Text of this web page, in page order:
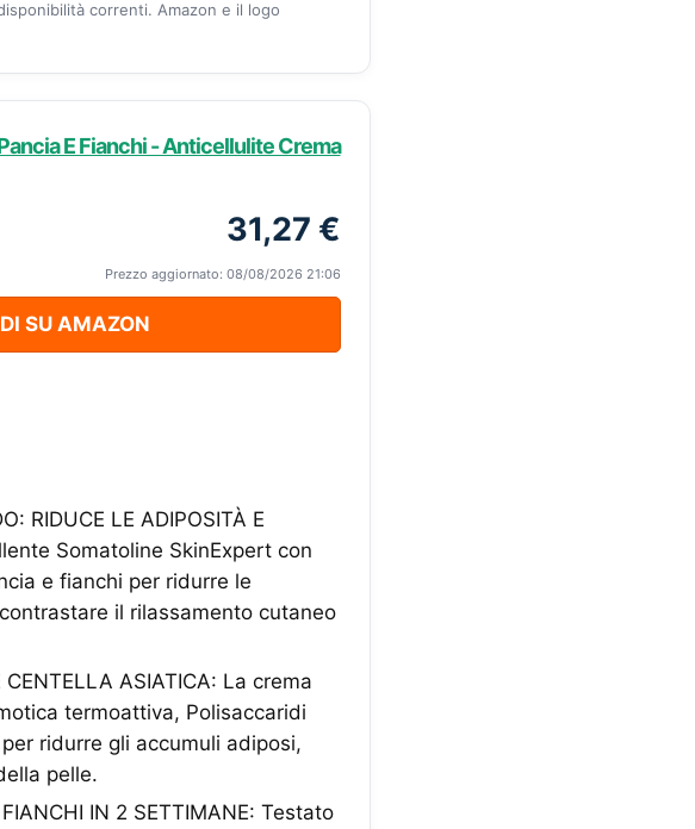
correnti. Amazon e il logo
E Fianchi - Anticellulite Crema
31,27 €
Prezzo aggiornato: 08/08/2026 21:06
SU AMAZON
RIDUCE LE ADIPOSITÀ E
Somatoline SkinExpert con
e fianchi per ridurre le
il rilassamento cutaneo
CENTELLA ASIATICA: La crema
termoattiva, Polisaccaridi
ridurre gli accumuli adiposi,
pelle.
IN 2 SETTIMANE: Testato